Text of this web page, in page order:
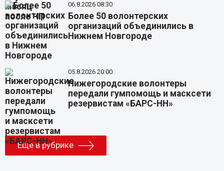
06.8.2026 08:30
Более 50 волонтерских
организаций объединились в
Нижнем Новгороде
05.8.2026 20:00
Нижегородские волонтеры
передали гумпомощь и масксети
резервистам «БАРС-НН»
Еще в рубрике